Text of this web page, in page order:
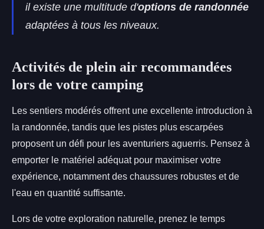
il existe une multitude d'options de randonnée
adaptées à tous les niveaux.
Activités de plein air recommandées
lors de votre camping
Les sentiers modérés offrent une excellente introduction à
la randonnée, tandis que les pistes plus escarpées
proposent un défi pour les aventuriers aguerris. Pensez à
emporter le matériel adéquat pour maximiser votre
expérience, notamment des chaussures robustes et de
l'eau en quantité suffisante.
Lors de votre exploration naturelle, prenez le temps